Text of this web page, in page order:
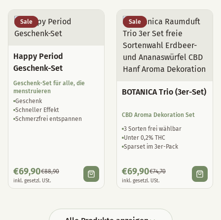
Sale
Happy Period
Geschenk-Set
Geschenk-Set für alle, die
menstruieren
Geschenk
Schneller Effekt
Schmerzfrei entspannen
€69,90€88,90
inkl. gesetzl. USt.
Sale
BOTANICA Trio (3er-Set)
CBD Aroma Dekoration Set
3 Sorten frei wählbar
Unter 0,2% THC
Sparset im 3er-Pack
€69,90€74,70
inkl. gesetzl. USt.